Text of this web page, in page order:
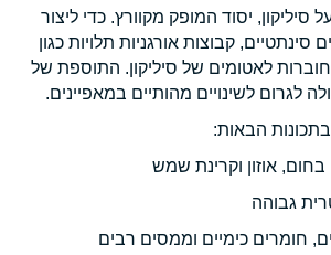
סיליקון, יסוד המופק מקוורץ. כדי ליצור
קבוצות אורגניות תלויות כגון
לאטומים של סיליקון. התוספת של
לגרום לשינויים מהותיים במאפיינים.
בתכונות הבאות:
אוזון וקרינת שמש
גבוהה
חומרים כימיים וממסים רבים